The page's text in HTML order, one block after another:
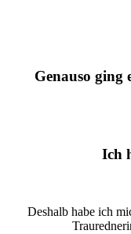
Genauso ging
Ich
Deshalb habe ich